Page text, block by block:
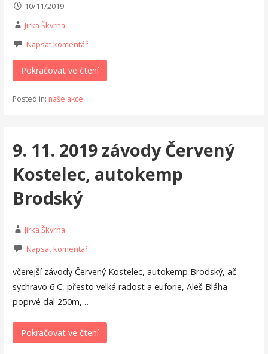
10/11/2019
Jirka Škvrna
Napsat komentář
Pokračovat ve čtení
Posted in: naše akce
9. 11. 2019 závody Červený
Kostelec, autokemp
Brodský
Jirka Škvrna
Napsat komentář
včerejší závody Červený Kostelec, autokemp Brodský, ač
sychravo 6 C, přesto velká radost a euforie, Aleš Bláha
poprvé dal 250m,…
Pokračovat ve čtení